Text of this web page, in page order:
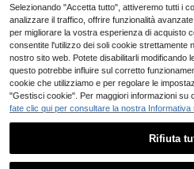
Selezionando "Accetta tutto", attiveremo tutti i
analizzare il traffico, offrire funzionalità
per migliorare la vostra esperienza di acquisto
consentite l'utilizzo dei soli cookie strettamente
nostro sito web. Potete disabilitarli modificando
questo potrebbe influire sul corretto
cookie che utilizziamo e per regolare le
"Gestisci cookie". Per maggiori informazioni su
fate clic qui per consultare la nostra Informativa
Rifiuta